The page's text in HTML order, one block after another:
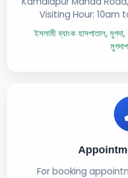
Visiting Hour: 10am
ইসলামী ব্যাংক হাসপাতাল,
For booking